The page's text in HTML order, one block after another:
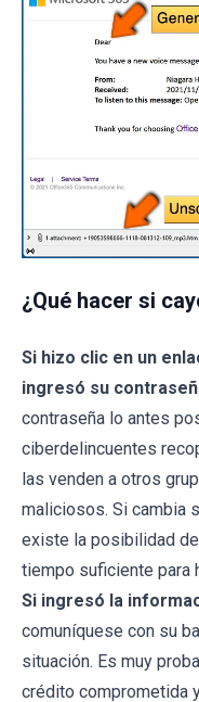
¿Qué hacer si
Si hizo clic en un
ingresó su
contraseña lo antes
ciberdelincuentes
las venden a otros
maliciosos. Si cambia
existe la posibilidad
tiempo suficiente para
Si ingresó la
comuníquese con su
situación. Es muy
crédito comprometida